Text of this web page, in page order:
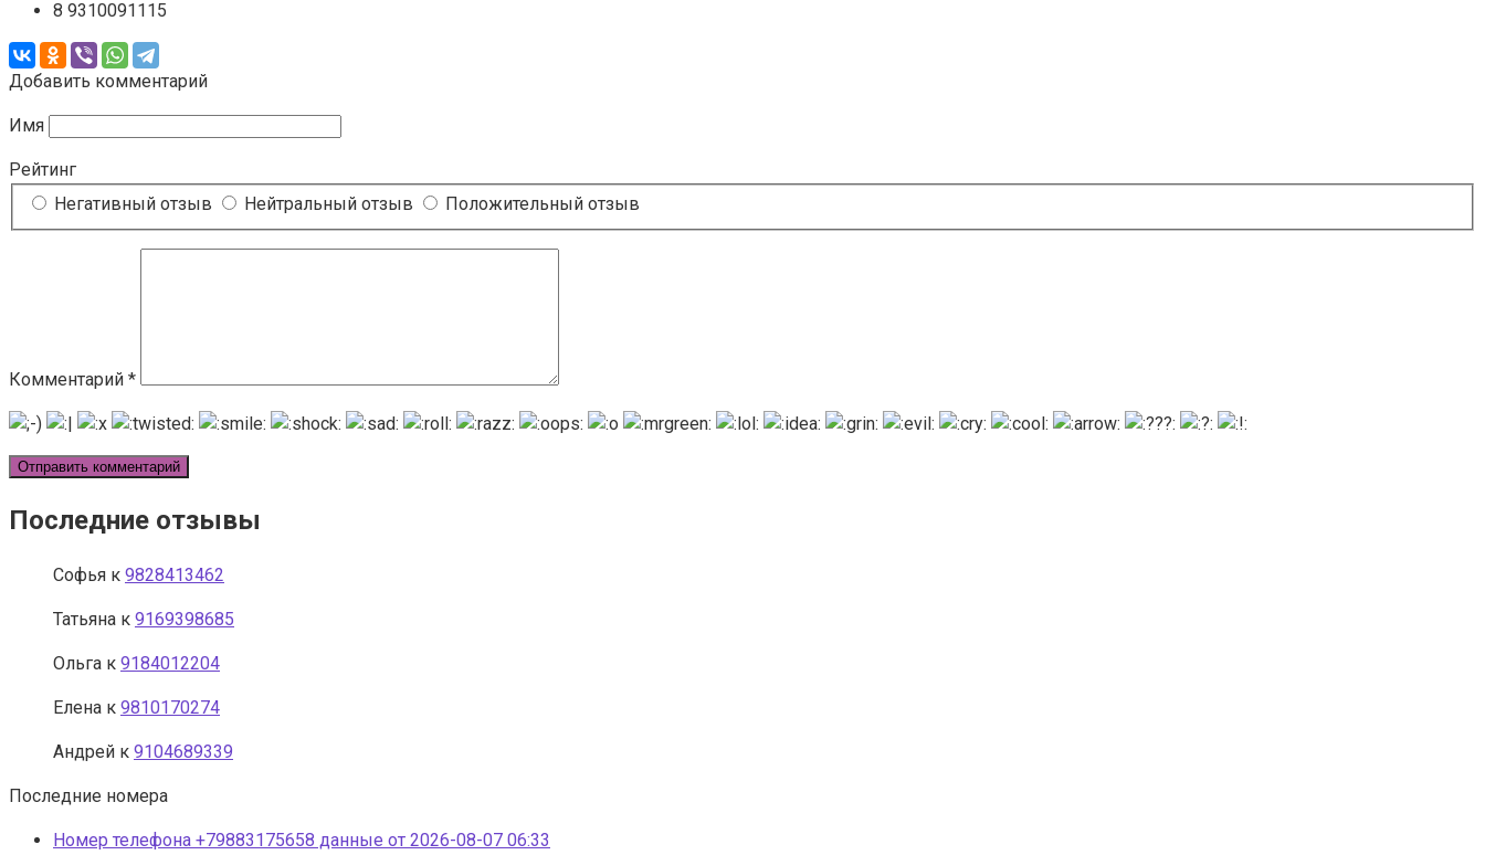
8 9310091115
Добавить комментарий
Имя
Рейтинг
Негативный отзыв
Нейтральный отзыв Положительный отзыв
Комментарий *
Последние отзывы
Софья к 9828413462
Татьяна к 9169398685
Ольга к 9184012204
Елена к 9810170274
Андрей к 9104689339
Последние номера
Номер телефона +79883175658 данные от 2026-08-07 06:33